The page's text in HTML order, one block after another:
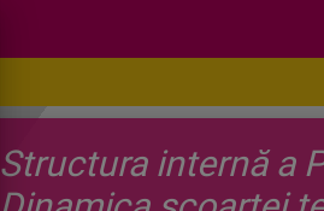
Structura